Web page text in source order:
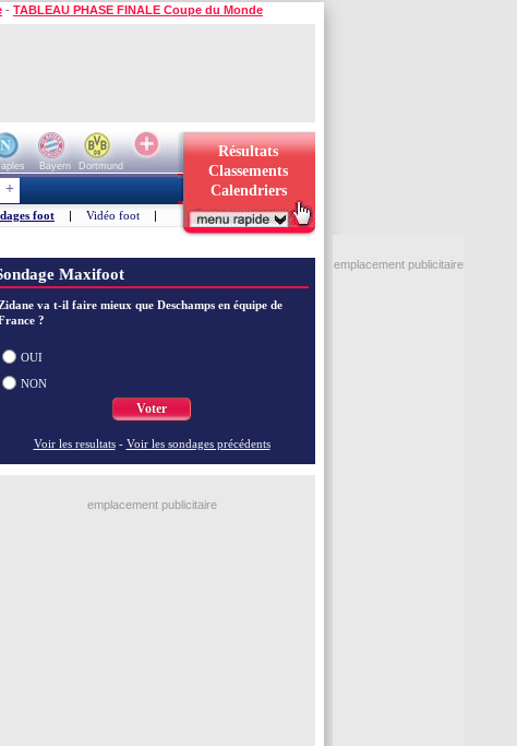
- TABLEAU PHASE FINALE Coupe du Monde
Bayern
Dortmund
Résultats
Classements
Calendriers
+
foot | Vidéo foot |
Maxifoot
va t-il faire mieux que Deschamps en équipe de
?
OUI
NON
Voter
Voir les resultats - Voir les sondages précédents
emplacement publicitaire
emplacement publicitaire